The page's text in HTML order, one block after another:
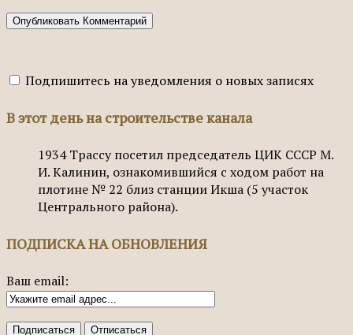
Подпишитесь на уведомления о новых записях
В этот день на строительстве канала
1934 Трассу посетил председатель ЦИК СССР М.
И. Калинин, ознакомившийся с ходом работ на
плотине № 22 близ станции Икша (5 участок
Центрального района).
ПОДПИСКА НА ОБНОВЛЕНИЯ
Ваш email: